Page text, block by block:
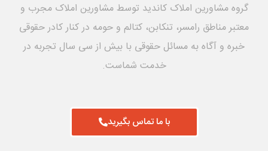
گروه مشاورین املاک کاندید توسط مشاورین املاک مجرب و
معتبر مناطق رامسر، تنکابن، کتالم و حومه در کنار کادر حقوقی
خبره و آگاه به مسائل حقوقی با بیش از سی سال تجربه در
خدمت شماست.
با ما تماس بگیرید